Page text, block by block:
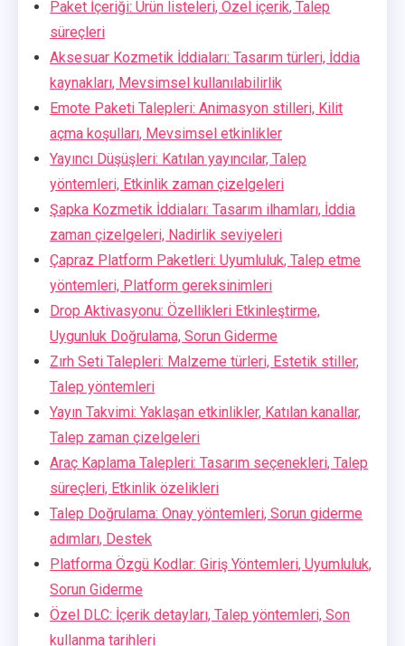
Paket İçeriği: Ürün listeleri, Özel içerik, Talep
süreçleri
Aksesuar Kozmetik İddiaları: Tasarım türleri, İddia
kaynakları, Mevsimsel kullanılabilirlik
Emote Paketi Talepleri: Animasyon stilleri, Kilit
açma koşulları, Mevsimsel etkinlikler
Yayıncı Düşüşleri: Katılan yayıncılar, Talep
yöntemleri, Etkinlik zaman çizelgeleri
Şapka Kozmetik İddiaları: Tasarım ilhamları, İddia
zaman çizelgeleri, Nadirlik seviyeleri
Çapraz Platform Paketleri: Uyumluluk, Talep etme
yöntemleri, Platform gereksinimleri
Drop Aktivasyonu: Özellikleri Etkinleştirme,
Uygunluk Doğrulama, Sorun Giderme
Zırh Seti Talepleri: Malzeme türleri, Estetik stiller,
Talep yöntemleri
Yayın Takvimi: Yaklaşan etkinlikler, Katılan kanallar,
Talep zaman çizelgeleri
Araç Kaplama Talepleri: Tasarım seçenekleri, Talep
süreçleri, Etkinlik özelikleri
Talep Doğrulama: Onay yöntemleri, Sorun giderme
adımları, Destek
Platforma Özgü Kodlar: Giriş Yöntemleri, Uyumluluk,
Sorun Giderme
Özel DLC: İçerik detayları, Talep yöntemleri, Son
kullanma tarihleri